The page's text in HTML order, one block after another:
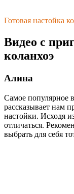
Готовая настойка
Видео с
коланхоэ
Алина
Самое популярное
рассказывает нам
настойки. Исходя
отличаться.
выбрать для себя